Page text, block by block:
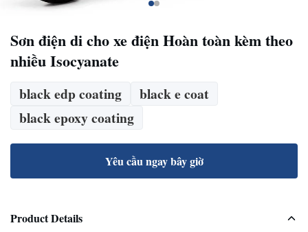
Sơn điện di cho xe điện​ Hoàn toàn kèm theo
nhiều Isocyanate
black edp coating
black e coat
black epoxy coating
Yêu cầu ngay bây giờ
Product Details